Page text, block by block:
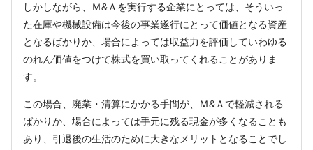
しかしながら、Ｍ&Ａを実行する企業にとっては、そういっ
た在庫や機械設備は今後の事業遂行にとって価値となる資産
となるばかりか、場合によっては収益力を評価していわゆる
のれん価値をつけて株式を買い取ってくれることがありま
す。
この場合、廃業・清算にかかる手間が、Ｍ&Ａで軽減される
ばかりか、場合によっては手元に残る現金が多くなることも
あり、引退後の生活のために大きなメリットとなることでし